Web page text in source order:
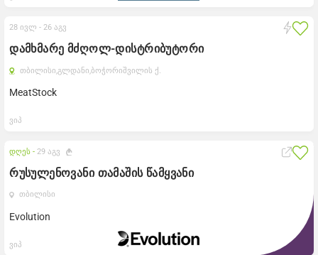
დამხმარე მძღოლ-დისტრიბუტორი
თბილისი, გლდანი,ბოჭორიშვილის ქ.
MeatStock
28 ივლ -26 აგვ
ვიპ
რუსულენოვანი თამაშის წამყვანი
თბილისი
Evolution
დღეს -29 აგვ
ვიპ